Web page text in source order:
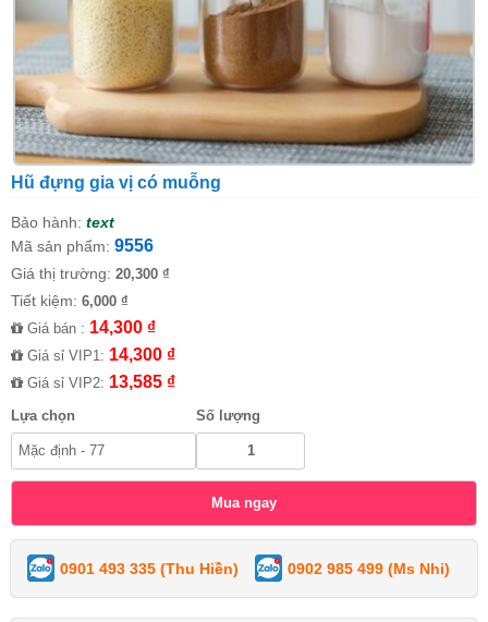
Hũ đựng gia vị có muỗng
Bảo hành: text
Mã sản phẩm: 9556
Giá thị trường: 20,300 ₫
Tiết kiệm: 6,000 ₫
Giá bán : 14,300 ₫
Giá sỉ VIP1: 14,300 ₫
Giá sỉ VIP2: 13,585 ₫
Lựa chọn Số lượng
0901 493 335 (Thu Hiền) 0902 985 499 (Ms Nhi)